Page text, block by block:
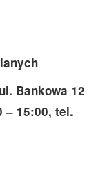
Bankowa 12
– 15:00, tel.